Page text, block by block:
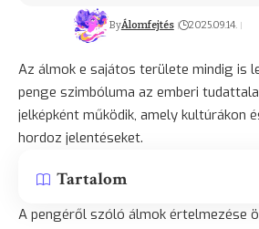
ByÁlomfejtés 2025.09.14.
Az álmok e sajátos területe mindig is
penge szimbóluma az emberi
jelképként működik, amely kultúrákon
hordoz jelentéseket.
Tartalom
A pengéről szóló álmok értelmezése